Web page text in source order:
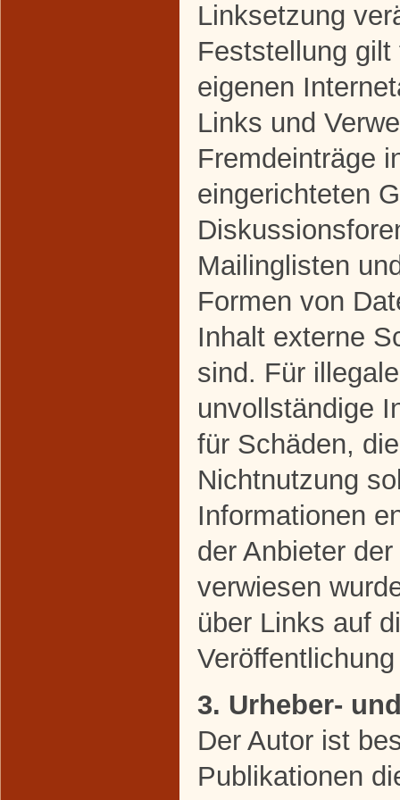
Linksetzung
Feststellung
eigenen
Links und
Fremdeinträge
eingerichteten
Mailinglisten
Formen von
Inhalt externe
sind. Für
unvollständige
für Schäden,
Nichtnutzung
Informationen
der Anbieter
verwiesen
über Links auf
3. Urheber-
Der Autor ist
Publikationen